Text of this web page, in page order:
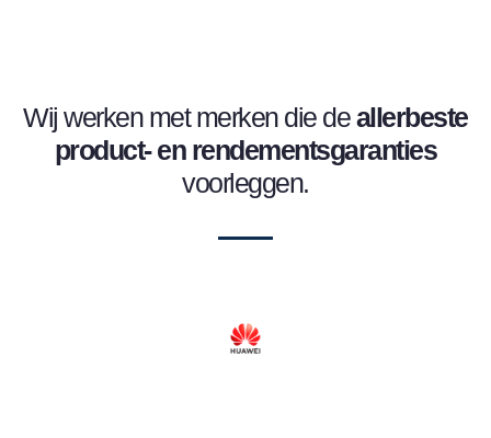
Wij werken met merken die deallerbeste
product- en rendementsgaranties
voorleggen.